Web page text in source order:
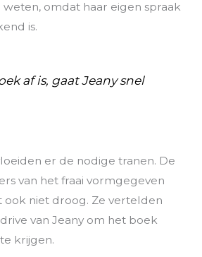
omdat haar eigen spraak
is.
af is, gaat Jeany snel
er de nodige tranen. De
van het fraai vormgegeven
ook niet droog. Ze vertelden
van Jeany om het boek
krijgen.